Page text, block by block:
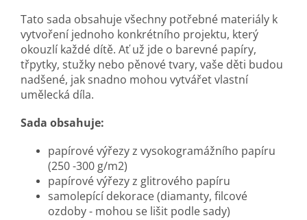
Tato sada obsahuje všechny potřebné materiály k
vytvoření jednoho konkrétního projektu, který
okouzlí každé dítě. Ať už jde o barevné papíry,
třpytky, stužky nebo pěnové tvary, vaše děti budou
nadšené, jak snadno mohou vytvářet vlastní
umělecká díla.
Sada obsahuje:
papírové výřezy z vysokogramážního papíru
(250 -300 g/m2)
papírové výřezy z glitrového papíru
samolepící dekorace (diamanty, filcové
ozdoby - mohou se lišit podle sady)